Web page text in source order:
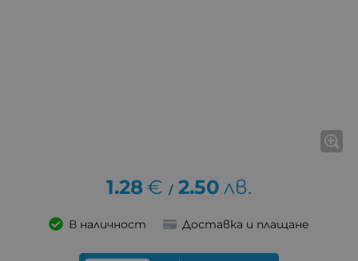
1.28€ / 2.50 лв.
В наличност Доставка и плащане